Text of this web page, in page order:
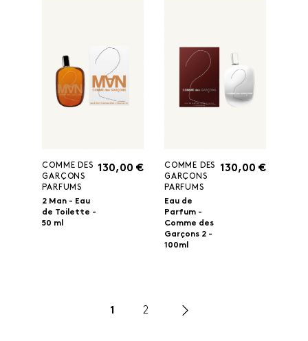
COMME DES
GARÇONS
PARFUMS
2 Man - Eau
de Toilette -
50 ml
130,00 €
COMME DES
GARÇONS
PARFUMS
Eau de
Parfum -
Comme des
Garçons 2 -
100ml
130,00 €
1 2